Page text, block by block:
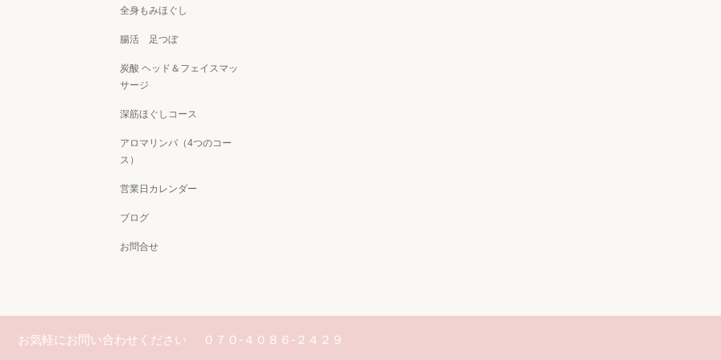
全身もみほぐし
腸活 足つぼ
炭酸 ヘッド＆フェイスマッ
サージ
深筋ほぐしコース
アロマリンパ（4つのコー
ス）
営業日カレンダー
ブログ
お問合せ
お気軽にお問い合わせください ０７０-４０８６-２４２９